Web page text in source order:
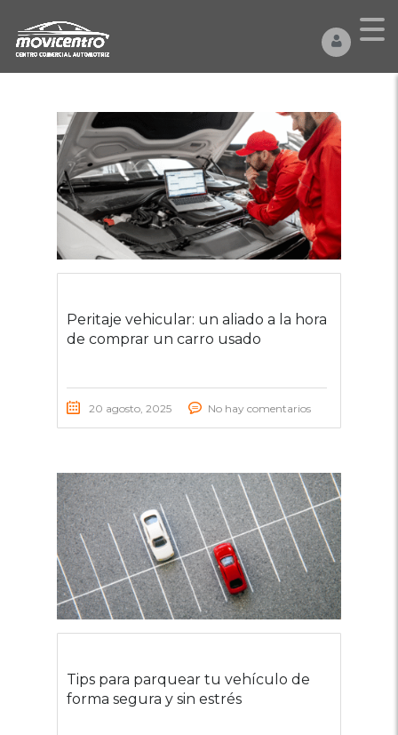
Peritaje vehicular: un aliado a la hora
de comprar un carro usado
20 agosto, 2025 No hay comentarios
Tips para parquear tu vehículo de
forma segura y sin estrés